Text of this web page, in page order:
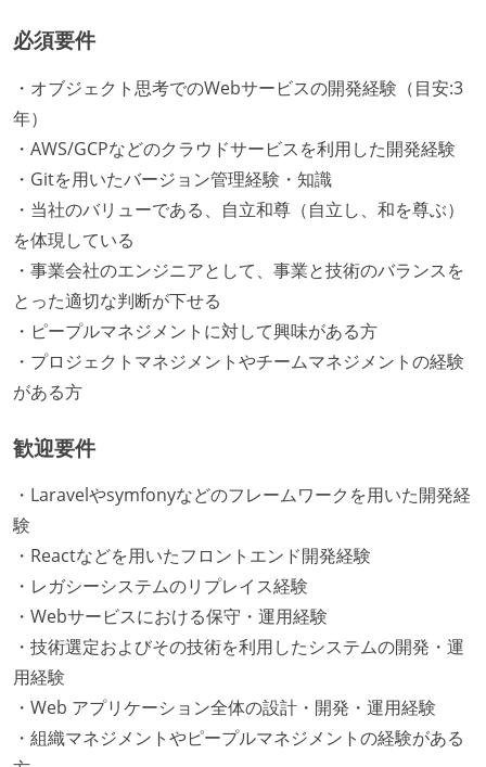
必須要件
・オブジェクト思考でのWebサービスの開発経験（目安:3
年）
・AWS/GCPなどのクラウドサービスを利用した開発経験
・Gitを用いたバージョン管理経験・知識
・当社のバリューである、自立和尊（自立し、和を尊ぶ）
を体現している
・事業会社のエンジニアとして、事業と技術のバランスを
とった適切な判断が下せる
・ピープルマネジメントに対して興味がある方
・プロジェクトマネジメントやチームマネジメントの経験
がある方
歓迎要件
・Laravelやsymfonyなどのフレームワークを用いた開発経
験
・Reactなどを用いたフロントエンド開発経験
・レガシーシステムのリプレイス経験
・Webサービスにおける保守・運用経験
・技術選定およびその技術を利用したシステムの開発・運
用経験
・Web アプリケーション全体の設計・開発・運用経験
・組織マネジメントやピープルマネジメントの経験がある